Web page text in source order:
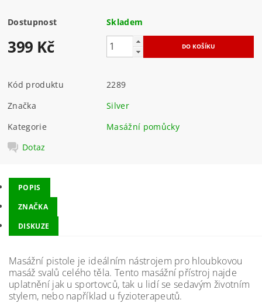
Dostupnost Skladem
399 Kč
Kód produktu
2289
Značka
Silver
Kategorie
Masážní pomůcky
Dotaz
POPIS
ZNAČKA
DISKUZE
Masážní pistole je ideálním nástrojem pro hloubkovou
masáž svalů celého těla. Tento masážní přístroj najde
uplatnění jak u sportovců, tak u lidí se sedavým životním
stylem, nebo například u fyzioterapeutů.